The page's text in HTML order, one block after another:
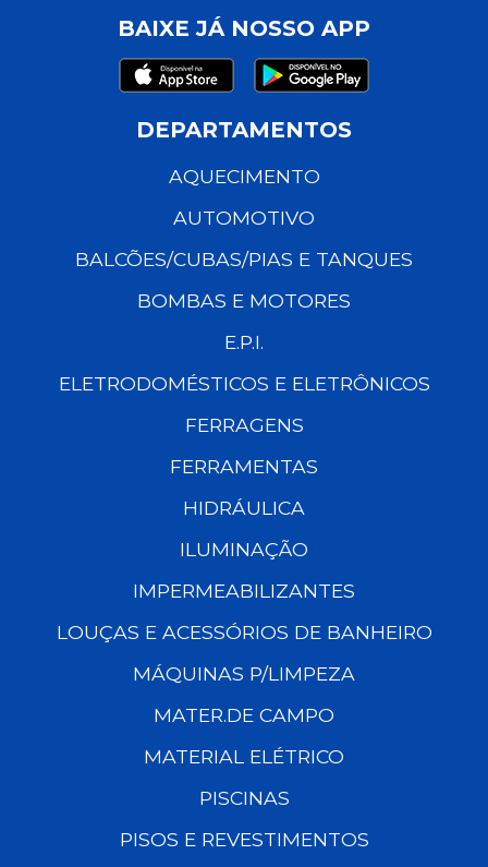
BAIXE JÁ NOSSO APP
DEPARTAMENTOS
AQUECIMENTO
AUTOMOTIVO
BALCÕES/CUBAS/PIAS E TANQUES
BOMBAS E MOTORES
E.P.I.
ELETRODOMÉSTICOS E ELETRÔNICOS
FERRAGENS
FERRAMENTAS
HIDRÁULICA
ILUMINAÇÃO
IMPERMEABILIZANTES
LOUÇAS E ACESSÓRIOS DE BANHEIRO
MÁQUINAS P/LIMPEZA
MATER.DE CAMPO
MATERIAL ELÉTRICO
PISCINAS
PISOS E REVESTIMENTOS